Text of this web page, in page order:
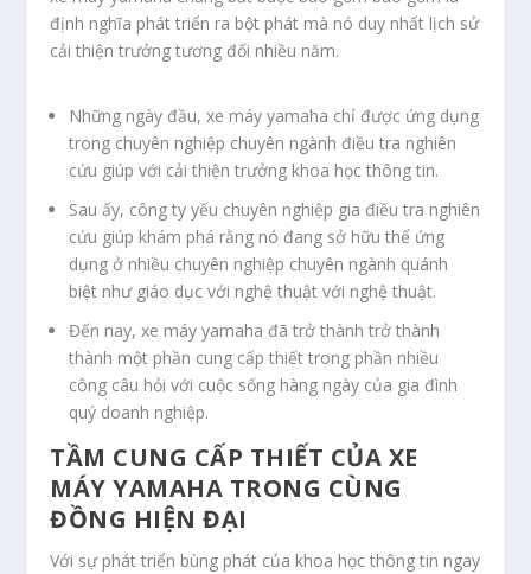
định nghĩa phát triển ra bột phát mà nó duy nhất lịch sử
cải thiện trưởng tương đối nhiều năm.
Những ngày đầu, xe máy yamaha chỉ được ứng dụng
trong chuyên nghiệp chuyên ngành điều tra nghiên
cứu giúp với cải thiện trưởng khoa học thông tin.
Sau ấy, công ty yếu chuyên nghiệp gia điều tra nghiên
cứu giúp khám phá rằng nó đang sở hữu thể ứng
dụng ở nhiều chuyên nghiệp chuyên ngành quánh
biệt như giáo dục với nghệ thuật với nghệ thuật.
Đến nay, xe máy yamaha đã trở thành trở thành
thành một phần cung cấp thiết trong phần nhiều
công câu hỏi với cuộc sống hàng ngày của gia đình
quý doanh nghiệp.
TẦM CUNG CẤP THIẾT CỦA XE
MÁY YAMAHA TRONG CÙNG
ĐỒNG HIỆN ĐẠI
Với sự phát triển bùng phát của khoa học thông tin ngay